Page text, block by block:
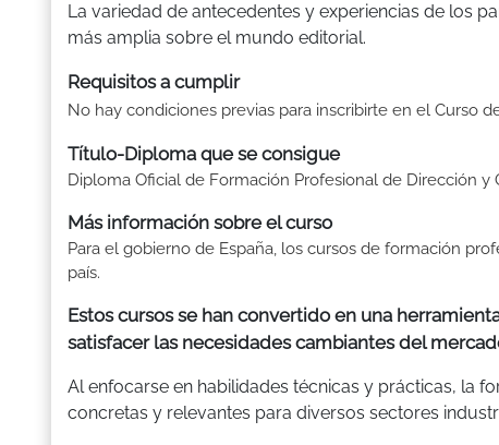
La variedad de antecedentes y experiencias de los
más amplia sobre el mundo editorial.
Requisitos a cumplir
No hay condiciones previas para inscribirte en el Curso
Título-Diploma que se consigue
Diploma Oficial de Formación Profesional de Dirección y
Más información sobre el curso
Para el gobierno de España, los cursos de formación
país.
Estos cursos se han convertido en una
satisfacer las necesidades cambiantes del
Al enfocarse en habilidades técnicas y prácticas, la
concretas y relevantes para diversos sectores